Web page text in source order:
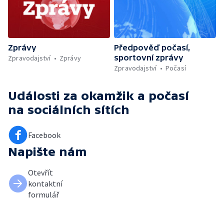
Zprávy
Zpravodajství
Zprávy
Předpověď počasí,
sportovní zprávy
Zpravodajství
Počasí
Události za okamžik a počasí
na sociálních sítích
Facebook
Napište nám
Otevřít
kontaktní
formulář